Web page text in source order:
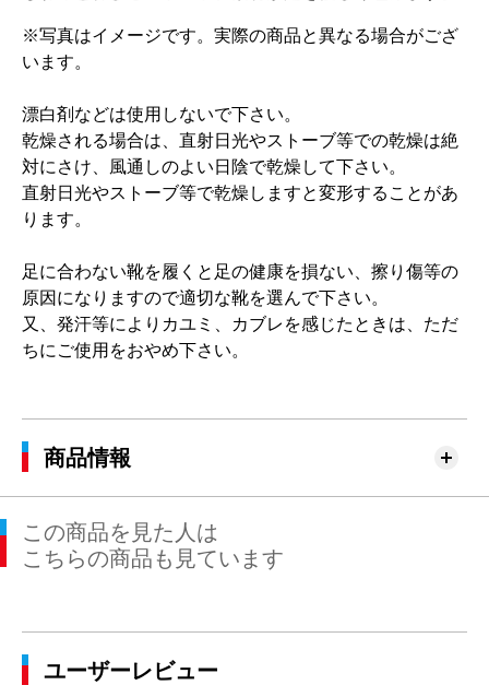
※写真はイメージです。実際の商品と異なる場合がござ
います。
漂白剤などは使用しないで下さい。
乾燥される場合は、直射日光やストーブ等での乾燥は絶
対にさけ、風通しのよい日陰で乾燥して下さい。
直射日光やストーブ等で乾燥しますと変形することがあ
ります。
足に合わない靴を履くと足の健康を損ない、擦り傷等の
原因になりますので適切な靴を選んで下さい。
又、発汗等によりカユミ、カブレを感じたときは、ただ
ちにご使用をおやめ下さい。
商品情報
この商品を見た人は
こちらの商品も見ています
ユーザーレビュー